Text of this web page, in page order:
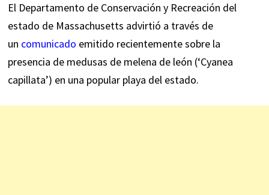
El Departamento de Conservación y Recreación del
estado de Massachusetts advirtió a través de
un comunicado emitido recientemente sobre la
presencia de medusas de melena de león (‘Cyanea
capillata’) en una popular playa del estado.